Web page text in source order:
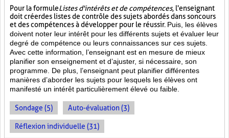
Pour la formuleListes d'intérêts et de compétences, l'enseignant
doit créer des listes de contrôle des sujets abordés dans son cours
et des compétences à développer pour le réussir. Puis, les élèves
doivent noter leur intérêt pour les différents sujets et évaluer leur
degré de compétence ou leurs connaissances sur ces sujets.
Avec cette information, l’enseignant est en mesure de mieux
planifier son enseignement et d’ajuster, si nécessaire, son
programme. De plus, l’enseignant peut planifier différentes
manières d’aborder les sujets pour lesquels les élèves ont
manifesté un intérêt particulièrement élevé ou faible.
Sondage (5) Auto-évaluation (3)
Réflexion individuelle (31)